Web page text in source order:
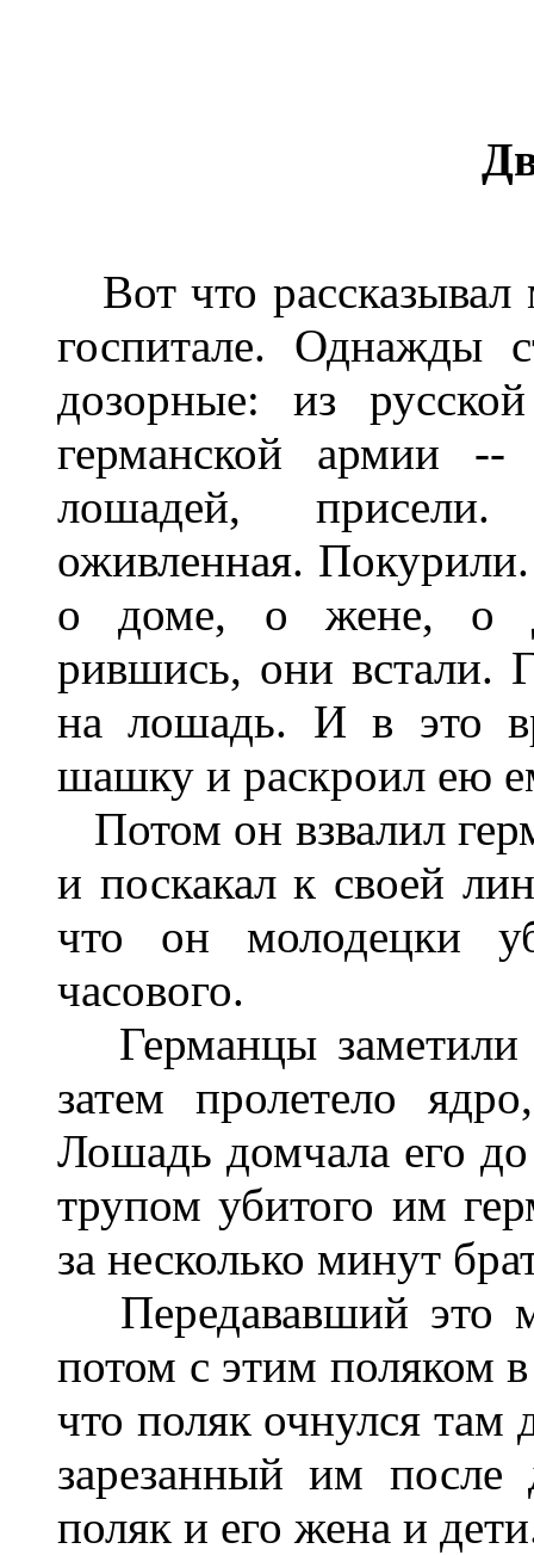
Вот что
госпитале. Однажды
дозорные: из
германской армии --
лошадей, присели.
оживленная.
о доме, о жене, о
рившись, они встали.
на лошадь. И в это
шашку и раскроил ею
Потом он взвалил
и поскакал к своей
что он молодецки
часового.
Германцы заметили
затем пролетело
Лошадь домчала его
трупом убитого им
за несколько минут
Передававший это
потом с этим поляком в
что поляк очнулся
зарезанный им после
поляк и его жена и